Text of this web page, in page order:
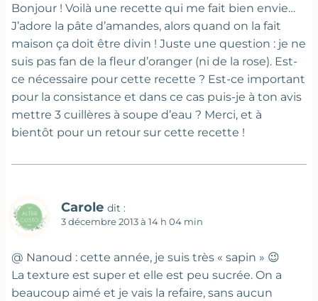
Bonjour ! Voilà une recette qui me fait bien envie…
J’adore la pâte d’amandes, alors quand on la fait
maison ça doit être divin ! Juste une question : je ne
suis pas fan de la fleur d’oranger (ni de la rose). Est-
ce nécessaire pour cette recette ? Est-ce important
pour la consistance et dans ce cas puis-je à ton avis
mettre 3 cuillères à soupe d’eau ? Merci, et à
bientôt pour un retour sur cette recette !
Carole dit :
3 décembre 2013 à 14 h 04 min
@ Nanoud : cette année, je suis très « sapin » 😉
La texture est super et elle est peu sucrée. On a
beaucoup aimé et je vais la refaire, sans aucun